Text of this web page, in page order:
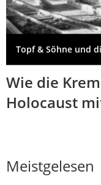
Topf & Söhne und
Wie die
Holocaust
Meistgelesen